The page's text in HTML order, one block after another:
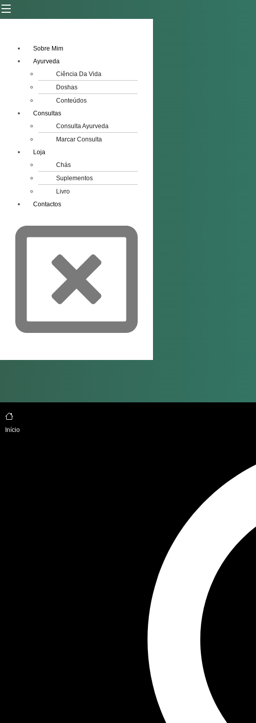
Sobre Mim
Ayurveda
Ciência Da Vida
Doshas
Conteúdos
Consultas
Consulta Ayurveda
Marcar Consulta
Loja
Chás
Suplementos
Livro
Contactos
Início